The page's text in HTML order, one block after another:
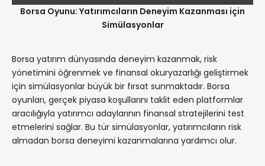
Borsa Oyunu: Yatırımcıların Deneyim Kazanması için
Simülasyonlar
Borsa yatırım dünyasında deneyim kazanmak, risk
yönetimini öğrenmek ve finansal okuryazarlığı geliştirmek
için simülasyonlar büyük bir fırsat sunmaktadır. Borsa
oyunları, gerçek piyasa koşullarını taklit eden platformlar
aracılığıyla yatırımcı adaylarının finansal stratejilerini test
etmelerini sağlar. Bu tür simülasyonlar, yatırımcıların risk
almadan borsa deneyimi kazanmalarına yardımcı olur.